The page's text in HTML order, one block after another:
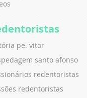
pe. vitor
santo afonso
redentoristas
redentoristas